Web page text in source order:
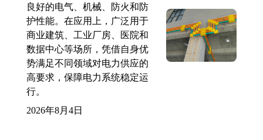
良好的电气、机械、防火和防
护性能。在应用上，广泛用于
商业建筑、工业厂房、医院和
数据中心等场所，凭借自身优
势满足不同领域对电力供应的
高要求，保障电力系统稳定运
行。
2026年8月4日